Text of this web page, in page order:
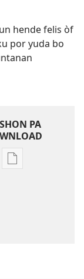
hende felis òf
por yuda bo
PA
Opshon